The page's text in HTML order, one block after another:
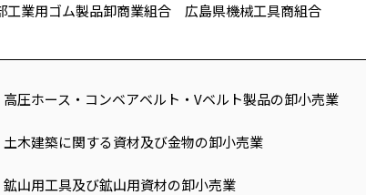
工業用ゴム製品卸商業組合 広島県機械工具商組合
圧ホース・コンベアベルト・Vベルト製品の卸小売業
木建築に関する資材及び金物の卸小売業
山用工具及び鉱山用資材の卸小売業